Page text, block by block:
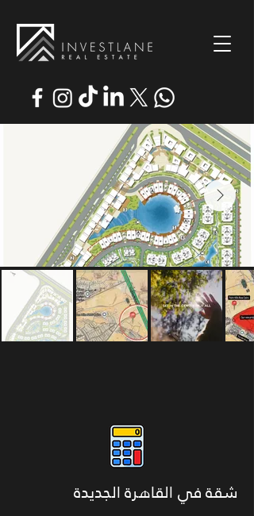
شقة في القاهرة الجديدة